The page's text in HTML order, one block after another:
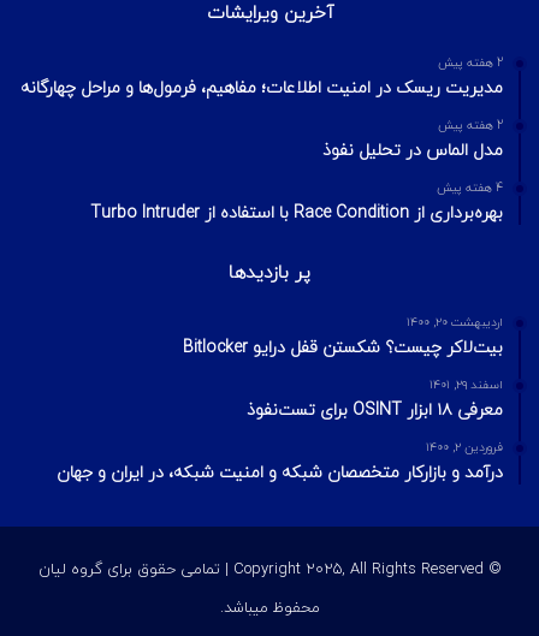
آخرین ویرایشات
2 هفته پیش
مدیریت ریسک در امنیت اطلاعات؛ مفاهیم، فرمول‌ها و مراحل چهارگانه
2 هفته پیش
مدل الماس در تحلیل نفوذ
4 هفته پیش
بهره‌برداری از Race Condition با استفاده از Turbo Intruder
پر بازدیدها
اردیبهشت ۲۰, ۱۴۰۰
بیت‌لاکر چیست؟ شکستن قفل درایو Bitlocker
اسفند ۲۹, ۱۴۰۱
معرفی ۱۸ ابزار OSINT برای تست‌نفوذ
فروردین ۲, ۱۴۰۰
درآمد و بازارکار متخصصان شبکه و امنیت شبکه، در ایران و جهان
© Copyright 2025, All Rights Reserved | تمامی حقوق برای گروه لیان
محفوظ میباشد.